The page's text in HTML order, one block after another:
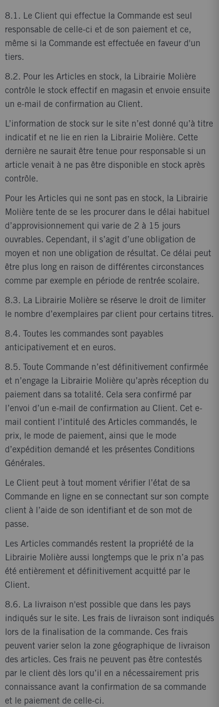
8.1. Le Client qui effectue la Commande est seul
responsable de celle-ci et de son paiement et ce,
même si la Commande est effectuée en faveur d'un
tiers.
8.2. Pour les Articles en stock, la Librairie Molière
contrôle le stock effectif en magasin et envoie ensuite
un e-mail de confirmation au Client.
L’information de stock sur le site n’est donné qu’à titre
indicatif et ne lie en rien la Librairie Molière. Cette
dernière ne saurait être tenue pour responsable si un
article venait à ne pas être disponible en stock après
contrôle.
Pour les Articles qui ne sont pas en stock, la Librairie
Molière tente de se les procurer dans le délai habituel
d’approvisionnement qui varie de 2 à 15 jours
ouvrables. Cependant, il s’agit d’une obligation de
moyen et non une obligation de résultat. Ce délai peut
être plus long en raison de différentes circonstances
comme par exemple en période de rentrée scolaire.
8.3. La Librairie Molière se réserve le droit de limiter
le nombre d’exemplaires par client pour certains titres.
8.4. Toutes les commandes sont payables
anticipativement et en euros.
8.5. Toute Commande n’est définitivement confirmée
et n’engage la Librairie Molière qu’après réception du
paiement dans sa totalité. Cela sera confirmé par
l’envoi d’un e-mail de confirmation au Client. Cet e-
mail contient l’intitulé des Articles commandés, le
prix, le mode de paiement, ainsi que le mode
d’expédition demandé et les présentes Conditions
Générales.
Le Client peut à tout moment vérifier l’état de sa
Commande en ligne en se connectant sur son compte
client à l’aide de son identifiant et de son mot de
passe.
Les Articles commandés restent la propriété de la
Librairie Molière aussi longtemps que le prix n’a pas
été entièrement et définitivement acquitté par le
Client.
8.6. La livraison n'est possible que dans les pays
indiqués sur le site. Les frais de livraison sont indiqués
lors de la finalisation de la commande. Ces frais
peuvent varier selon la zone géographique de livraison
des articles. Ces frais ne peuvent pas être contestés
par le client dès lors qu’il en a nécessairement pris
connaissance avant la confirmation de sa commande
et le paiement de celle-ci.